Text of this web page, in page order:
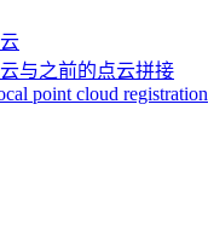
与之前的点云拼接
point cloud registration